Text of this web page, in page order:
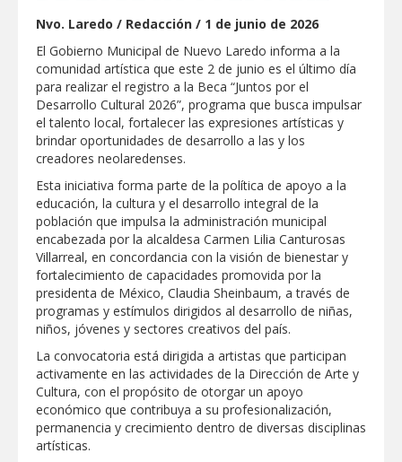
GOBIERNO MUNICIPAL LLEVARÁ
COLONIAS JARDÍN Y SAN RAFAEL
Atiende Gobierno de Reynosa reportes
ciudadanos
ATIENDE COMAPA MÁS DE 1800
073 DURANTE JULIO
Llevó Carlos Peña Ortiz programa
Subsidio del Agua a Valle Soleado
Prepara DIF Tamaulipas actividades para
conmemorar el mes de las personas
adultas mayores
ESCUELA DE MÚSICA DEL SISTEMA DIF
ABRE INSCRIPCIONES PARA EL CICLO
AGOSTO-DICIEMBRE
Disney reconoce a nivel mundial talento
Nvo. Laredo / Redacción / 1 de junio de 2026
El Gobierno Municipal de Nuevo Laredo informa a la
comunidad artística que este 2 de junio es el último día
para realizar el registro a la Beca “Juntos por el
Desarrollo Cultural 2026”, programa que busca impulsar
el talento local, fortalecer las expresiones artísticas y
brindar oportunidades de desarrollo a las y los
creadores neolaredenses.
Esta iniciativa forma parte de la política de apoyo a la
educación, la cultura y el desarrollo integral de la
población que impulsa la administración municipal
encabezada por la alcaldesa Carmen Lilia Canturosas
Villarreal, en concordancia con la visión de bienestar y
fortalecimiento de capacidades promovida por la
presidenta de México, Claudia Sheinbaum, a través de
programas y estímulos dirigidos al desarrollo de niñas,
niños, jóvenes y sectores creativos del país.
La convocatoria está dirigida a artistas que participan
activamente en las actividades de la Dirección de Arte y
Cultura, con el propósito de otorgar un apoyo
económico que contribuya a su profesionalización,
permanencia y crecimiento dentro de diversas disciplinas
artísticas.